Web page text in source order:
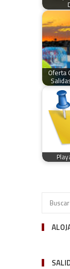
Oferta